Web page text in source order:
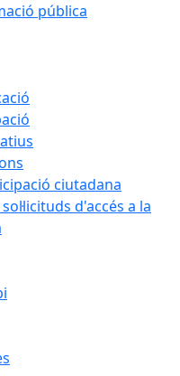
pública
ciutadana
d'accés a la